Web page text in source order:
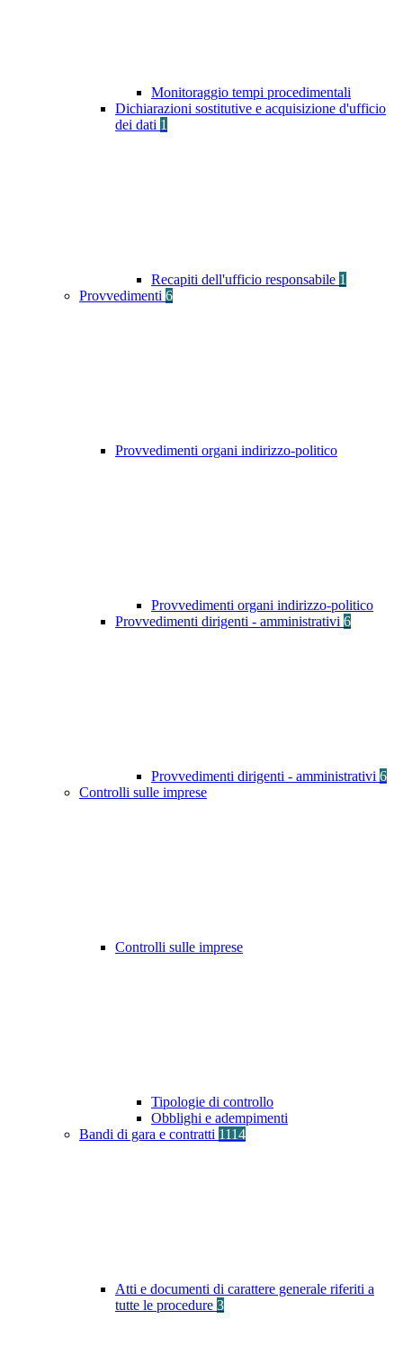
Monitoraggio tempi procedimentali
Dichiarazioni sostitutive e acquisizione d'ufficio
dei dati 1
Recapiti dell'ufficio responsabile 1
Provvedimenti 6
Provvedimenti organi indirizzo-politico
Provvedimenti organi indirizzo-politico
Provvedimenti dirigenti - amministrativi 6
Provvedimenti dirigenti - amministrativi 6
Controlli sulle imprese
Controlli sulle imprese
Tipologie di controllo
Obblighi e adempimenti
Bandi di gara e contratti 1114
Atti e documenti di carattere generale riferiti a
tutte le procedure 3